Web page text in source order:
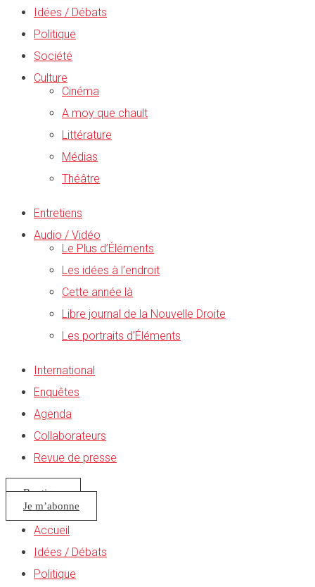
Idées / Débats
Politique
Société
Culture
Cinéma
A moy que chault
Littérature
Médias
Théâtre
Entretiens
Audio / Vidéo
Le Plus d’Éléments
Les idées à l’endroit
Cette année là
Libre journal de la Nouvelle Droite
Les portraits d’Éléments
International
Enquêtes
Agenda
Collaborateurs
Revue de presse
Boutique
Je m’abonne
Accueil
Idées / Débats
Politique